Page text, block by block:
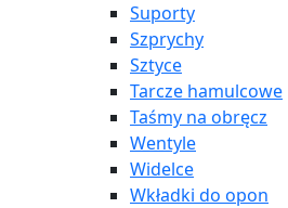
Suporty
Szprychy
Sztyce
Tarcze hamulcowe
Taśmy na obręcz
Wentyle
Widelce
Wkładki do opon